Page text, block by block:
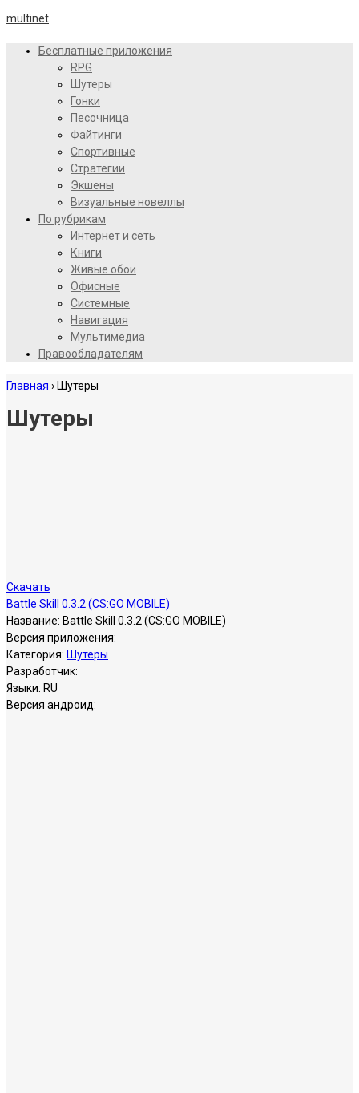
multinet
Бесплатные приложения
RPG
Шутеры
Гонки
Песочница
Файтинги
Спортивные
Стратегии
Экшены
Визуальные новеллы
По рубрикам
Интернет и сеть
Книги
Живые обои
Офисные
Системные
Навигация
Мультимедиа
Правообладателям
Главная › Шутеры
Шутеры
Скачать
Battle Skill 0.3.2 (CS:GO MOBILE)
Название: Battle Skill 0.3.2 (CS:GO MOBILE)
Версия приложения:
Категория: Шутеры
Разработчик:
Языки: RU
Версия андроид: